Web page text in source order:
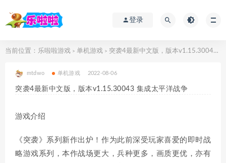
登录
当前位置： 乐啦啦游戏 > 单机游戏 > 突袭4最新中文版，版本v1.15.30043 集成太平洋战争
mtdwo 单机游戏 2022-08-06
突袭4最新中文版，版本v1.15.30043 集成太平洋战争
游戏介绍
《突袭》系列新作出炉！作为此前深受玩家喜爱的即时战
略游戏系列，本作战场更大，兵种更多，画质更优，亦有